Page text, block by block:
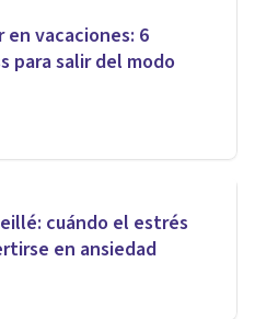
vacaciones: 6
para salir del modo
cuándo el estrés
en ansiedad